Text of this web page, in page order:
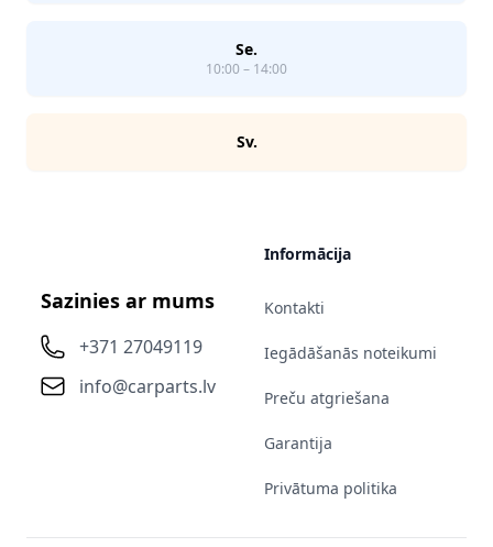
Se.
10:00 – 14:00
Sv.
Sazinies ar mums
+371 27049119
info@carparts.lv
Informācija
Kontakti
Iegādāšanās noteikumi
Preču atgriešana
Garantija
Privātuma politika